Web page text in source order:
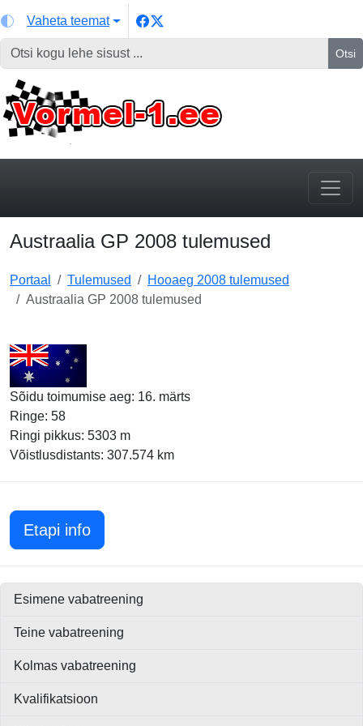
Vaheta teemat
Otsi
Austraalia GP 2008 tulemused
Portaal Tulemused
Hooaeg 2008 tulemused
Austraalia GP 2008 tulemused
Sõidu toimumise aeg: 16. märts
Ringe: 58
Ringi pikkus: 5303 m
Võistlusdistants: 307.574 km
Etapi infoAustraalia GP 2008
Esimene vabatreening
Teine vabatreening
Kolmas vabatreening
Kvalifikatsioon